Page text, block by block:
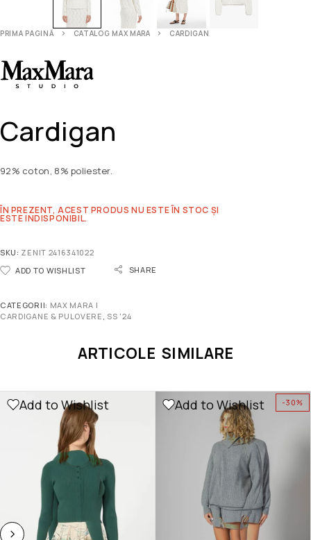
PRIMA PAGINĂ CATALOG MAX MARA CARDIGAN
Cardigan
92% coton, 8% poliester.
ÎN PREZENT, ACEST PRODUS NU ESTE ÎN STOC ȘI
ESTE INDISPONIBIL.
SKU: ZENIT 2416341022
ADD TO WISHLIST
SHARE
CATEGORII: MAX MARA |
CARDIGANE & PULOVERE , SS '24
ARTICOLE SIMILARE
Add to Wishlist -30%
Add to Wishlist